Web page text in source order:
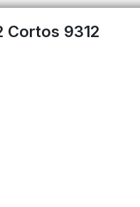
Cortos 9312